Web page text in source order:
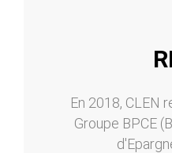
En 2018, CLEN
Groupe BPCE